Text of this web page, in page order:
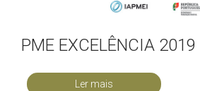
PME EXCELÊNCIA 2019
Ler mais